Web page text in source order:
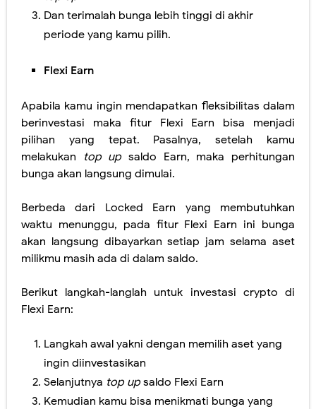
Dan terimalah bunga lebih tinggi di akhir
periode yang kamu pilih.
Flexi Earn
Apabila kamu ingin mendapatkan fleksibilitas dalam
berinvestasi maka fitur Flexi Earn bisa menjadi
pilihan yang tepat. Pasalnya, setelah kamu
melakukan
top upsaldo Earn, maka perhitungan
bunga akan langsung dimulai.
Berbeda dari Locked Earn yang membutuhkan
waktu menunggu, pada fitur Flexi Earn ini bunga
akan langsung dibayarkan setiap jam selama aset
milikmu masih ada di dalam saldo.
Berikut langkah-langlah untuk investasi crypto di
Flexi Earn:
Langkah awal yakni dengan memilih aset yang
ingin diinvestasikan
Selanjutnya top upsaldo Flexi Earn
Kemudian kamu bisa menikmati bunga yang